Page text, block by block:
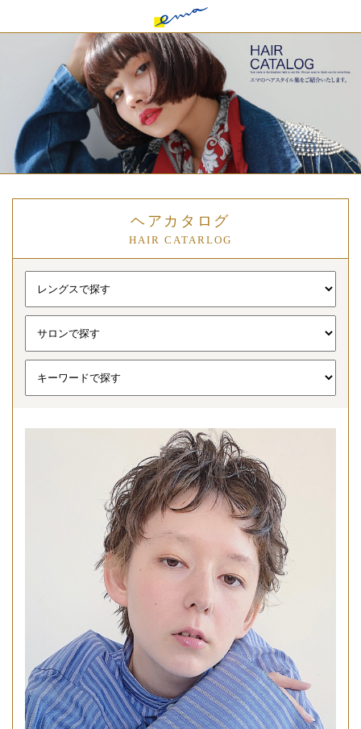
ヘアカタログ
HAIR CATARLOG